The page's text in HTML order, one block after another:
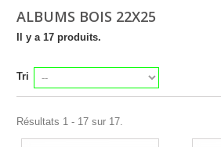
ALBUMS BOIS 22X25
Il y a 17 produits.
Tri
Résultats 1 - 17 sur 17.